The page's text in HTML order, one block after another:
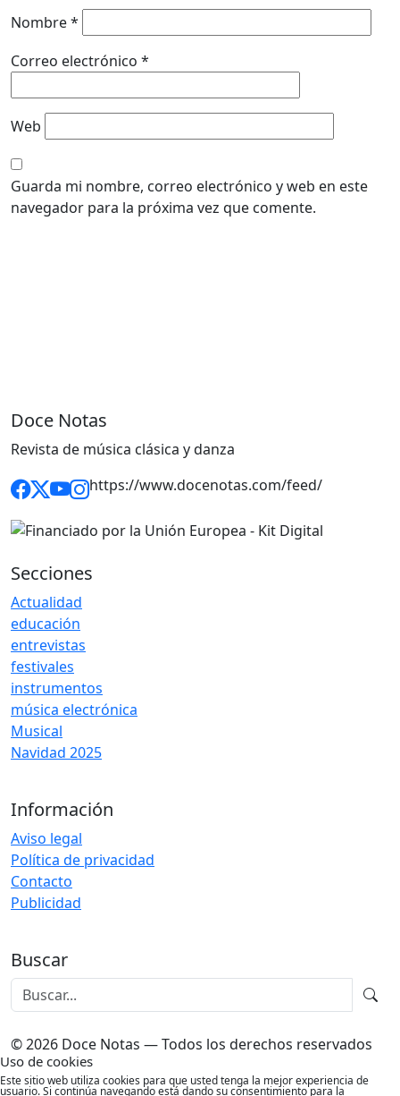
Nombre*
Correo electrónico *
Web
Guarda mi nombre, correo electrónico y web en este
navegador para la próxima vez que comente.
Doce Notas
Revista de música clásica y danza
https://www.docenotas.com/feed/
Secciones
Actualidad
educación
entrevistas
festivales
instrumentos
música electrónica
Musical
Navidad 2025
Información
Aviso legal
Política de privacidad
Contacto
Publicidad
Buscar
© 2026 Doce Notas — Todos los derechos reservados
Uso de cookies
Este sitio web utiliza cookies para que usted tenga la mejor experiencia de
usuario. Si continúa navegando está dando su consentimiento para la